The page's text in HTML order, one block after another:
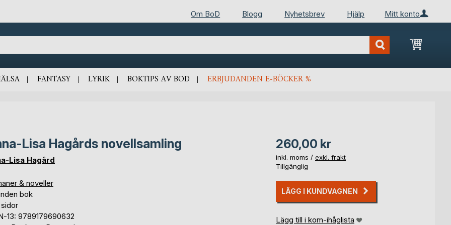
Mitt konto
Om BoD Blogg Nyhetsbrev Hjälp
Min
FANTASY LYRIK BOKTIPS AV BOD ERBJUDANDEN E-BÖCKER %
Lisa Hagårds novellsamling
Lisa Hagård
& noveller
bok
13: 9789179690632
260,00 kr
inkl. moms / exkl. frakt
Tillgänglig
LÄGG I KUNDVAGNEN
Lägg till i kom-ihåglista